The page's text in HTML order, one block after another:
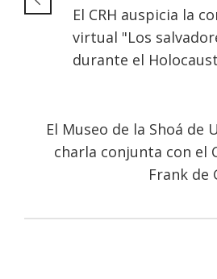
El CRH auspicia la
virtual "Los
durante el
El Museo de la Shoá de
charla conjunta con el
Frank de